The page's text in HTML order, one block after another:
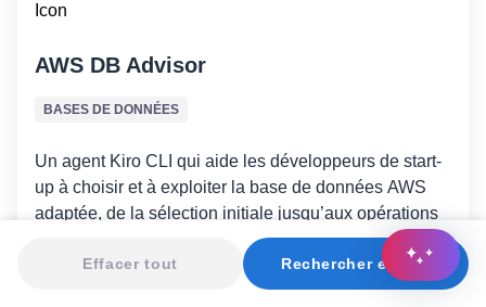
Effacer tout Rechercher et trier
AWS DB Advisor
BASES DE DONNÉES
Un agent Kiro CLI qui aide les développeurs de start-
up à choisir et à exploiter la base de données AWS
adaptée, de la sélection initiale jusqu’aux opérations